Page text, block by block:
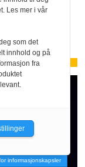
gjør deg
informasjonskapsler
Les mer i vår
som det
innhold og på
fra